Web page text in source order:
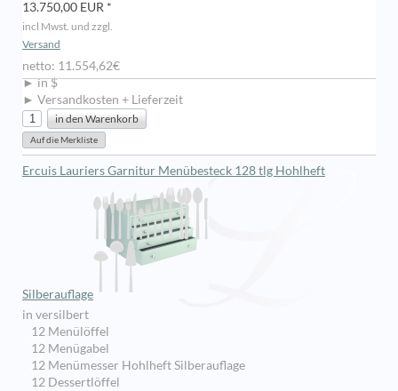
13.750,00 EUR *
incl Mwst. und zzgl.
Versand
netto: 11.554,62€
► in $
► Versandkosten + Lieferzeit
Ercuis Lauriers Garnitur Menübesteck 128 tlg Hohlheft
Silberauflage
in versilbert
12 Menülöffel
12 Menügabel
12 Menümesser Hohlheft Silberauflage
12 Dessertlöffel